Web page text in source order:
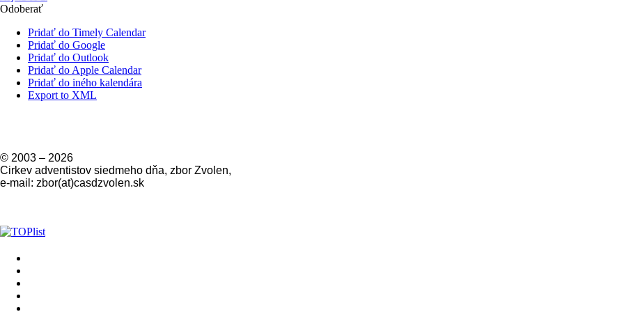
Odoberať
Pridať do Timely Calendar
Pridať do Google
Pridať do Outlook
Pridať do Apple Calendar
Pridať do iného kalendára
Export to XML
© 2003 – 2026
Cirkev adventistov siedmeho dňa, zbor Zvolen,
e-mail: zbor(at)casdzvolen.sk